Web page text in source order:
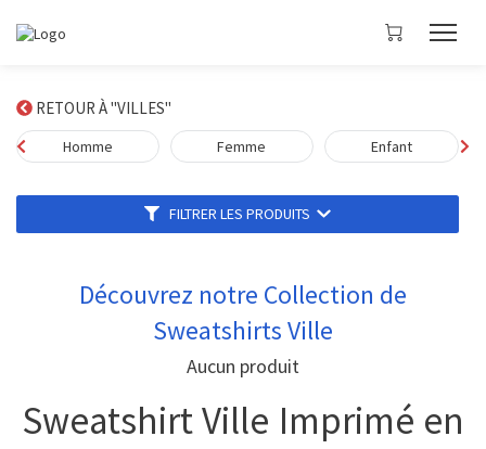
RETOUR À "VILLES"
Homme Femme Enfant
FILTRER LES PRODUITS
Découvrez notre Collection de
Sweatshirts Ville
Aucun produit
Sweatshirt Ville Imprimé en